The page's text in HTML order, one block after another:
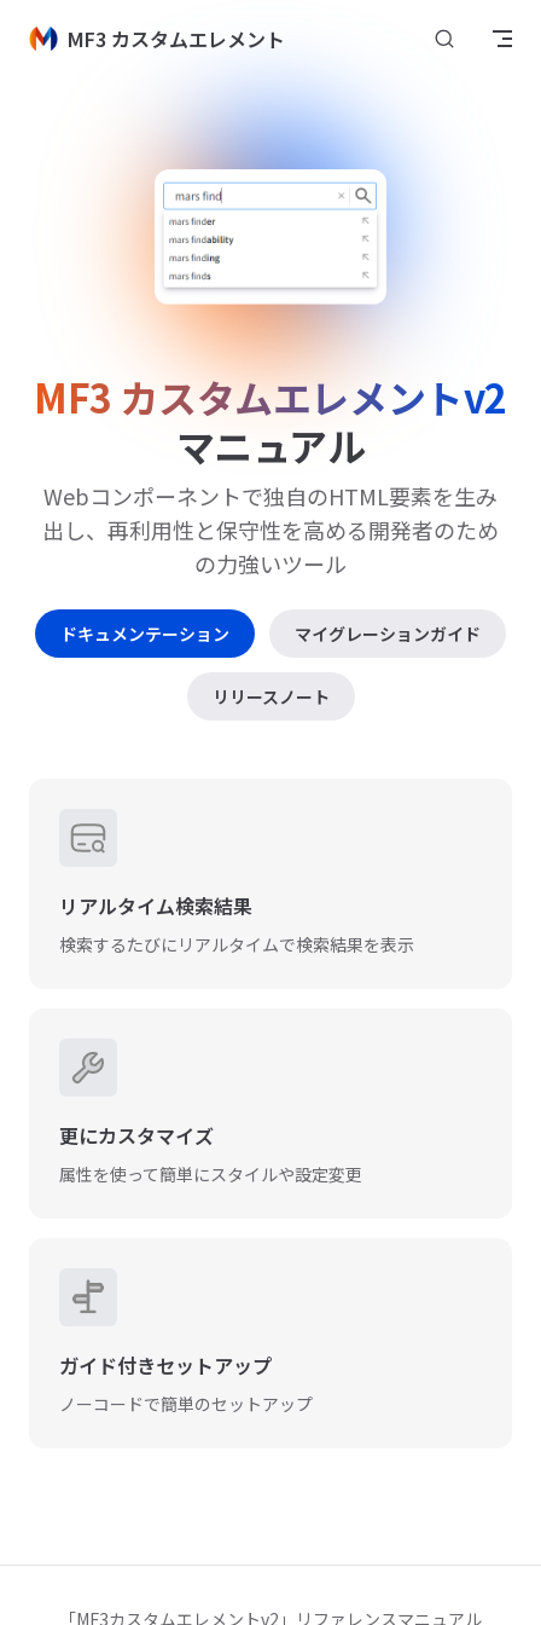
Skip to content
MF3 カスタムエレメント
MF3 カスタムエレメントv2
マニュアル
Webコンポーネントで独自のHTML要素を生み
出し、再利用性と保守性を高める開発者のため
の力強いツール
ドキュメンテーション マイグレーションガイド
リリースノート
リアルタイム検索結果
検索するたびにリアルタイムで検索結果を表示
更にカスタマイズ
属性を使って簡単にスタイルや設定変更
ガイド付きセットアップ
ノーコードで簡単のセットアップ
「MF3カスタムエレメントv2」リファレンスマニュアル